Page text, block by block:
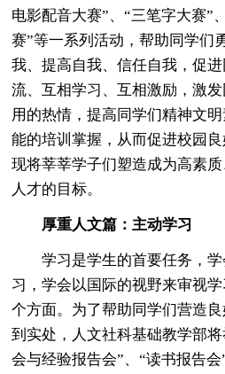
电影配音大赛”、“三笔字大赛”
赛”等一系列活动，帮助同学们
我、提高自我、信任自我，促
流、互相学习、互相激励，激
用的热情，提高同学们精神文
能的培训掌握，从而促进校园
现将莘莘学子们塑造成为高素
人才的目标。
厚重人文篇：主动学习
学习是学生的首要任务，学
习，学会以国际的视野来审视
个方面。为了帮助同学们营造
到实处，人文社科基础教学部
会与经验报告会”、“读书报告